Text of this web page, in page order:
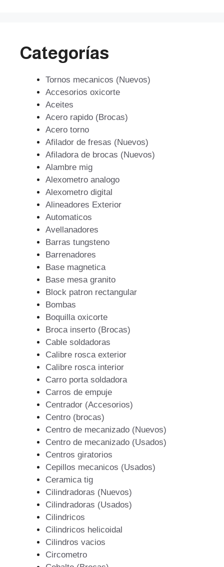
Categorías
Tornos mecanicos (Nuevos)
Accesorios oxicorte
Aceites
Acero rapido (Brocas)
Acero torno
Afilador de fresas (Nuevos)
Afiladora de brocas (Nuevos)
Alambre mig
Alexometro analogo
Alexometro digital
Alineadores Exterior
Automaticos
Avellanadores
Barras tungsteno
Barrenadores
Base magnetica
Base mesa granito
Block patron rectangular
Bombas
Boquilla oxicorte
Broca inserto (Brocas)
Cable soldadoras
Calibre rosca exterior
Calibre rosca interior
Carro porta soldadora
Carros de empuje
Centrador (Accesorios)
Centro (brocas)
Centro de mecanizado (Nuevos)
Centro de mecanizado (Usados)
Centros giratorios
Cepillos mecanicos (Usados)
Ceramica tig
Cilindradoras (Nuevos)
Cilindradoras (Usados)
Cilindricos
Cilindricos helicoidal
Cilindros vacios
Circometro